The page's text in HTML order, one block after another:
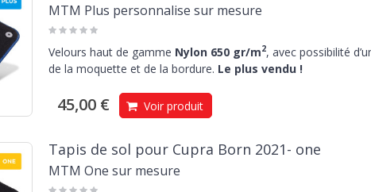
MTM Plus personnalise sur mesure
Velours haut de gamme Nylon 650 gr/m2, avec possibilité
de la moquette et de la bordure. Le plus vendu !
45,00 € Voir produit
Tapis de sol pour Cupra Born 2021- one
MTM One sur mesure